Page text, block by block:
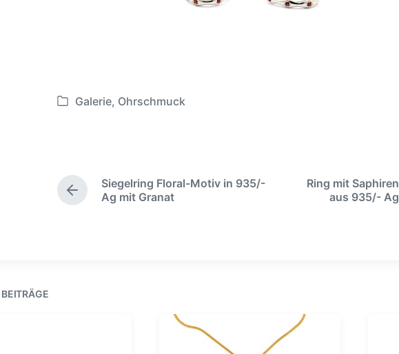
V
f
Galerie, Ohrschmuck
V
o
Siegelring Floral-Motiv in 935/-
Ag mit Granat
Ring mit Saphiren
aus 935/- Ag